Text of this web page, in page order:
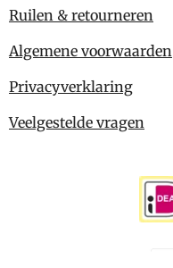
Ruilen & retourneren
Algemene voorwaarden
Privacyverklaring
Veelgestelde vragen